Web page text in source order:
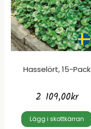
Hasselört, 15-Pack
2 109,00kr
Lägg i skottkärran